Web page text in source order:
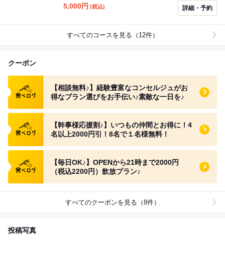
べられる、大切な人たちとの大切な時間にぴったりのコ
5,000円 (税込) 詳細・予約
すべてのコースを見る（12件）
クーポン
食べログ クーポン
【相談無料♪】経験豊富なコンセルジュがお
得なプラン選びをお手伝い♪素敵な一日を♪
食べログ クーポン
【幹事様応援割♪】いつもの仲間とお得に！4
名以上2000円引！8名で１名様無料！
食べログ クーポン
【毎日OK♪】OPENから21時まで2000円
（税込2200円）飲放プラン♪
すべてのクーポンを見る（8件）
投稿写真